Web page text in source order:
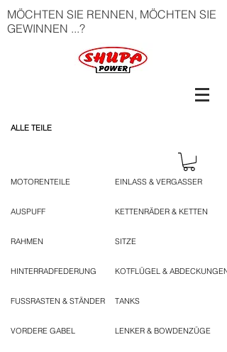
MÖCHTEN SIE RENNEN, MÖCHTEN SIE
GEWINNEN ...?
ALLE TEILE
MOTORENTEILE
AUSPUFF
RAHMEN
HINTERRADFEDERUNG
FUSSRASTEN & STÄNDER
VORDERE GABEL
EINLASS & VERGASSER
KETTENRÄDER & KETTEN
SITZE
KOTFLÜGEL & ABDECKUNGEN
TANKS
LENKER & BOWDENZÜGE